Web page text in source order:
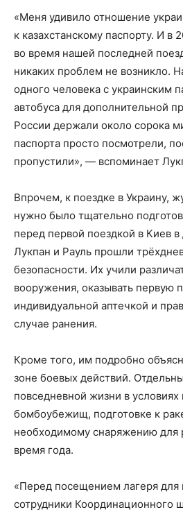
«Меня удивило отношение
к казахстанскому паспорту. И в
во время нашей последней
никаких проблем не возникло.
одного человека с украинским
автобуса для дополнительной
России держали около сорока
паспорта просто посмотрели,
пропустили», — вспоминает
Впрочем, к поездке в Украину,
нужно было тщательно
перед первой поездкой в Киев
Лукпан и Рауль прошли
безопасности. Их учили
вооружения, оказывать первую
индивидуальной аптечкой и
случае ранения.
Кроме того, им подробно
зоне боевых действий.
повседневной жизни в
бомбоубежищ, подготовке к
необходимому снаряжению для
время года.
«Перед посещением лагеря для
сотрудники Координационного